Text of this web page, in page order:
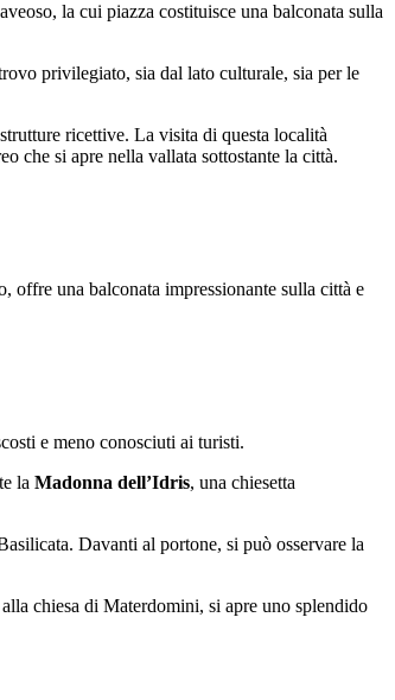
la cui piazza costituisce una balconata sulla
privilegiato, sia dal lato culturale, sia per le
ricettive. La visita di questa località
che si apre nella vallata sottostante la città.
una balconata impressionante sulla città e
e meno conosciuti ai turisti.
la Madonna dell’Idris, una chiesetta
Davanti al portone, si può osservare la
chiesa di Materdomini, si apre uno splendido